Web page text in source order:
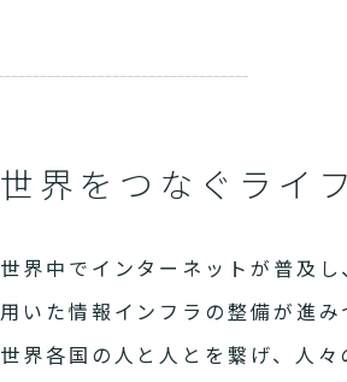
世界をつなぐライ
世界中でインターネットが普及
用いた情報インフラの整備が進み
世界各国の人と人とを繋げ、人